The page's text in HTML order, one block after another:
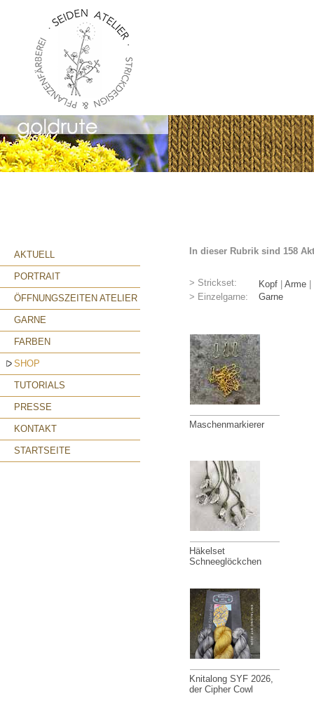
AKTUELL
PORTRAIT
ÖFFNUNGSZEITEN ATELIER
GARNE
FARBEN
SHOP
TUTORIALS
PRESSE
KONTAKT
STARTSEITE
In dieser Rubrik sind 158
> Strickset: Kopf Arme
> Einzelgarne:
Garne
Maschenmarkierer
Häkelset
Schneeglöckchen
Knitalong SYF 2026,
der Cipher Cowl